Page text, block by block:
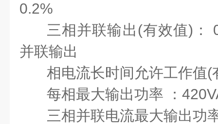
0.2%
三相并联输出 (有效值)：
并联输出
相电流长时间允许工作值(
每相最大输出功率
：
三相并联电流最大输出功